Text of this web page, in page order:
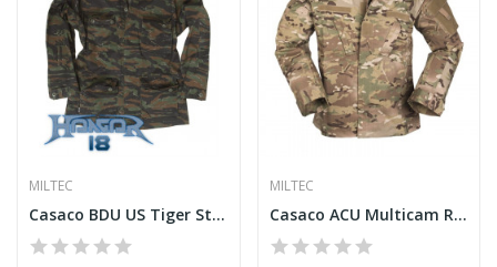
MILTEC
Casaco BDU US Tiger Stripe
MILTEC
Casaco ACU Multicam Ripstop [Miltec]